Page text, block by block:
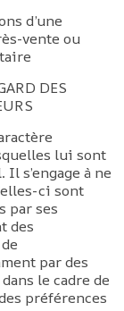
d’une
vente ou
DES
lui sont
s’engage à ne
ci sont
par ses
des
par des
le cadre de
préférences